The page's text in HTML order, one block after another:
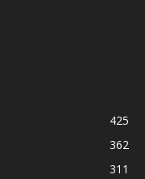
425
362
311